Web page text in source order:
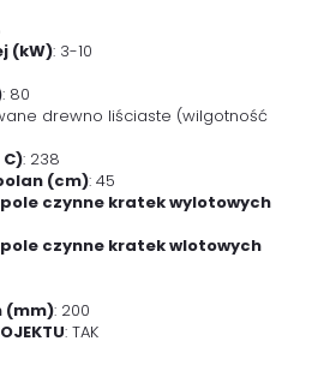
(kW): 3-10
: 80
drewno liściaste (wilgotność
: 238
(cm): 45
czynne kratek wylotowych
czynne kratek wlotowych
(mm): 200
: TAK